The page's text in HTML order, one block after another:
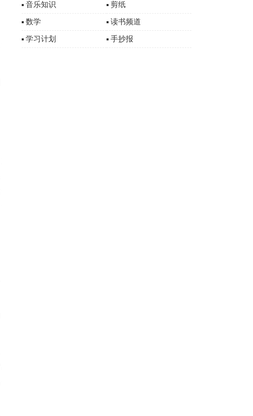
音乐知识 剪纸
数学 读书频道
学习计划 手抄报